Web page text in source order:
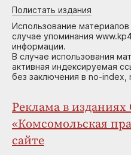
Полистать издания
Использование
случае упоминания
информации.
В случае использования
активная индексируемая
без заключения в no-index,
Реклама в
«Комсомольская
сайте